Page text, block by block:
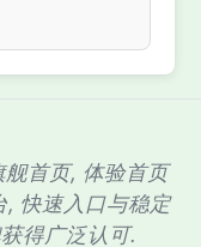
首页, 体验首页
, 快速入口与稳定
得广泛认可.